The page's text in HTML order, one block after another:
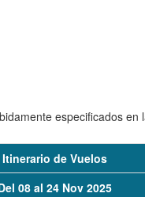
especificados en
Itinerario de Vuelos
08 al 24 Nov 2025